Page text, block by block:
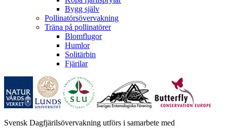
Bygg själv
Pollinatörsövervakning
Träna på pollinatörer
Blomflugor
Humlor
Solitärbin
Fjärilar
Svensk Dagfjärilsövervakning utförs i samarbete med